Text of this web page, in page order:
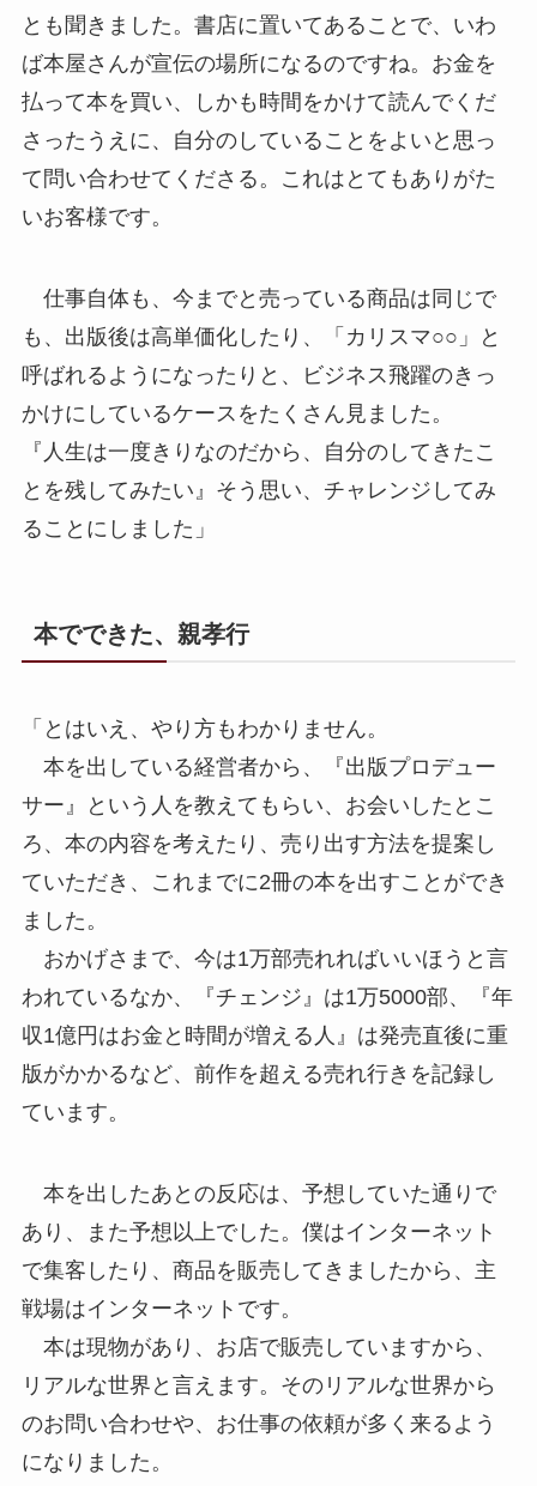
とも聞きました。書店に置いてあることで、いわ
ば本屋さんが宣伝の場所になるのですね。お金を
払って本を買い、しかも時間をかけて読んでくだ
さったうえに、自分のしていることをよいと思っ
て問い合わせてくださる。これはとてもありがた
いお客様です。
仕事自体も、今までと売っている商品は同じで
も、出版後は高単価化したり、「カリスマ○○」と
呼ばれるようになったりと、ビジネス飛躍のきっ
かけにしているケースをたくさん見ました。
『人生は一度きりなのだから、自分のしてきたこ
とを残してみたい』そう思い、チャレンジしてみ
ることにしました」
本でできた、親孝行
「とはいえ、やり方もわかりません。
本を出している経営者から、『出版プロデュー
サー』という人を教えてもらい、お会いしたとこ
ろ、本の内容を考えたり、売り出す方法を提案し
ていただき、これまでに2冊の本を出すことができ
ました。
おかげさまで、今は1万部売れればいいほうと言
われているなか、『チェンジ』は1万5000部、『年
収1億円はお金と時間が増える人』は発売直後に重
版がかかるなど、前作を超える売れ行きを記録し
ています。
本を出したあとの反応は、予想していた通りで
あり、また予想以上でした。僕はインターネット
で集客したり、商品を販売してきましたから、主
戦場はインターネットです。
本は現物があり、お店で販売していますから、
リアルな世界と言えます。そのリアルな世界から
のお問い合わせや、お仕事の依頼が多く来るよう
になりました。